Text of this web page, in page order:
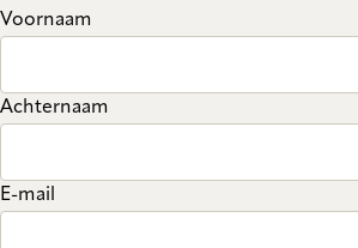
Voornaam
Achternaam
E-mail